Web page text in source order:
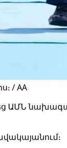
/ AA
ԱՄՆ